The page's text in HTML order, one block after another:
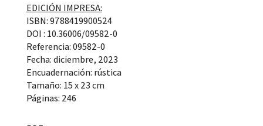
EDICIÓN IMPRESA:
ISBN: 9788419900524
DOI : 10.36006/09582-0
Referencia: 09582-0
Fecha: diciembre, 2023
Encuadernación: rústica
Tamaño: 15 x 23 cm
Páginas: 246